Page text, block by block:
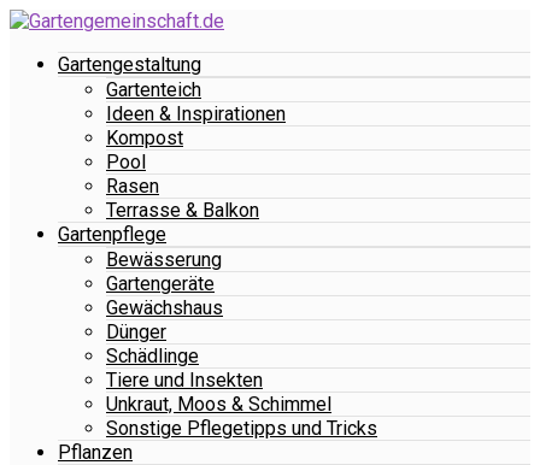
Gartengestaltung
Gartenteich
Ideen & Inspirationen
Kompost
Pool
Rasen
Terrasse & Balkon
Gartenpflege
Bewässerung
Gartengeräte
Gewächshaus
Dünger
Schädlinge
Tiere und Insekten
Unkraut, Moos & Schimmel
Sonstige Pflegetipps und Tricks
Pflanzen